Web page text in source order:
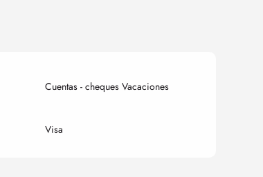
Cuentas - cheques Vacaciones
Visa